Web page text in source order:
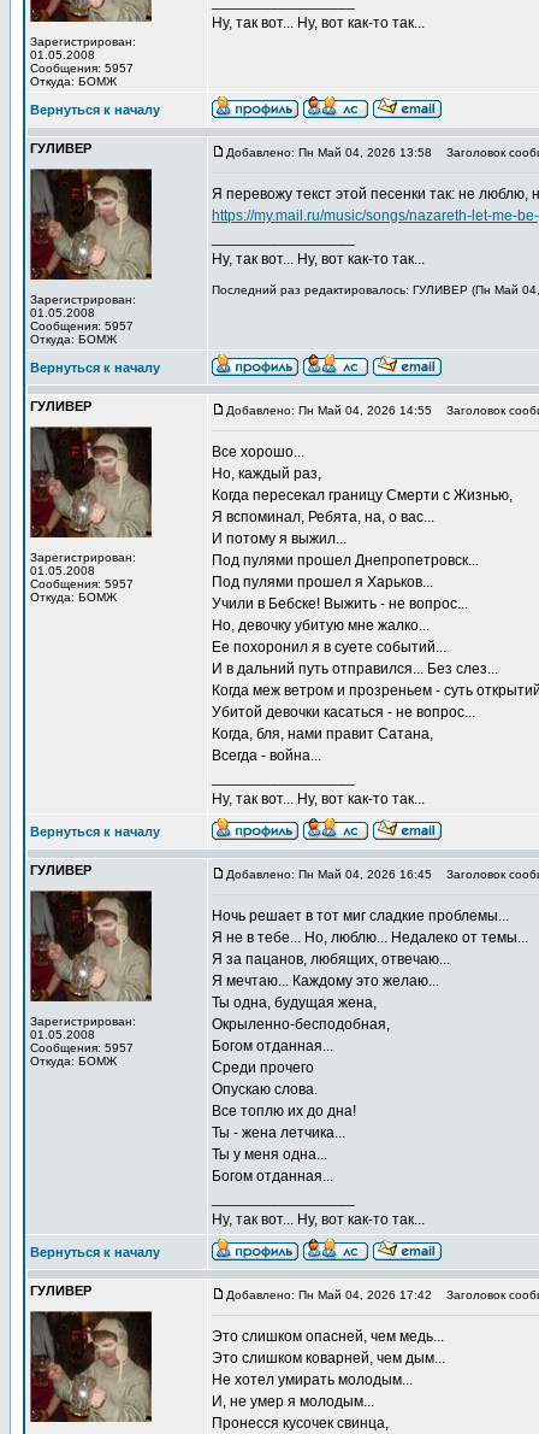
Зарегистрирован:
01.05.2008
Сообщения: 5957
Откуда: БОМЖ
Ну, так вот... Ну, вот как-то так...
Вернуться к началу
ГУЛИВЕР
Зарегистрирован:
01.05.2008
Сообщения: 5957
Откуда: БОМЖ
Добавлено: Пн Май 04, 2026 13:58 Заголовок
Я перевожу текст этой песенки так: не люблю,
https://my.mail.ru/music/songs/nazareth-let-me-
Ну, так вот... Ну, вот как-то так...
Последний раз редактировалось: ГУЛИВЕР (Пн Май
Вернуться к началу
ГУЛИВЕР
Зарегистрирован:
01.05.2008
Сообщения: 5957
Откуда: БОМЖ
Добавлено: Пн Май 04, 2026 14:55 Заголовок
Все хорошо...
Но, каждый раз,
Когда пересекал границу Смерти с Жизнью,
Я вспоминал, Ребята, на, о вас...
И потому я выжил...
Под пулями прошел Днепропетровск...
Под пулями прошел я Харьков...
Учили в Бебске! Выжить - не вопрос...
Но, девочку убитую мне жалко...
Ее похоронил я в суете событий...
И в дальний путь отправился... Без слез...
Когда меж ветром и прозреньем - суть
Убитой девочки касаться - не вопрос...
Когда, бля, нами правит Сатана,
Всегда - война...
Ну, так вот... Ну, вот как-то так...
Вернуться к началу
ГУЛИВЕР
Зарегистрирован:
01.05.2008
Сообщения: 5957
Откуда: БОМЖ
Добавлено: Пн Май 04, 2026 16:45 Заголовок
Ночь решает в тот миг сладкие проблемы...
Я не в тебе... Но, люблю... Недалеко от темы...
Я за пацанов, любящих, отвечаю...
Я мечтаю... Каждому это желаю...
Ты одна, будущая жена,
Окрыленно-бесподобная,
Богом отданная...
Среди прочего
Опускаю слова.
Все топлю их до дна!
Ты - жена летчика...
Ты у меня одна...
Богом отданная...
Ну, так вот... Ну, вот как-то так...
Вернуться к началу
ГУЛИВЕР Добавлено: Пн Май 04, 2026 17:42 Заголовок
Это слишком опасней, чем медь...
Это слишком коварней, чем дым...
Не хотел умирать молодым...
И, не умер я молодым...
Пронесся кусочек свинца,